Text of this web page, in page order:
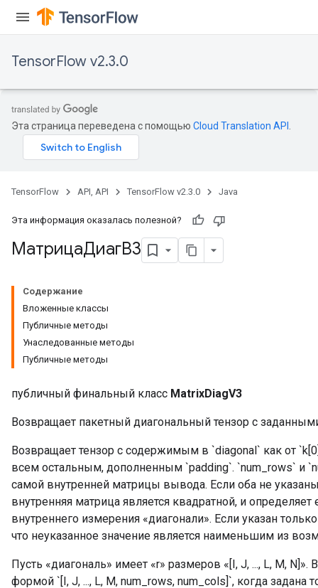
TensorFlow v2.3.0
Эта страница переведена с помощью Cloud Translation API
TensorFlow API, API TensorFlow v2.3.0 Java
Эта информация оказалась полезной?
МатрицаДиагВ3
Содержание
Вложенные классы
Публичные методы
Унаследованные методы
Публичные методы
публичный финальный класс MatrixDiagV3
Возвращает пакетный диагональный тензор с
Возвращает тензор с содержимым в `diagonal` как от
всем остальным, дополненным `padding`. `num_rows` и
самой внутренней матрицы вывода. Если оба не
внутренняя матрица является квадратной, и
внутреннего измерения «диагонали». Если указан
что неуказанное значение является наименьшим из
Пусть «диагональ» имеет «r» размеров «[I, J, ..., L, M,
формой `[I, J, ..., L, M, num_rows, num_cols]`, когда задана